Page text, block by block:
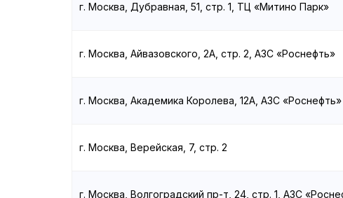
г. Москва, Дубравная, 51, стр. 1, ТЦ «Митино Парк»
г. Москва, Айвазовского, 2А, стр. 2, АЗС «Роснефть»
г. Москва, Академика Королева, 12А, АЗС «Роснефть»
г. Москва, Верейская, 7, стр. 2
г. Москва, Волгоградский пр-т, 24, стр. 1, АЗС